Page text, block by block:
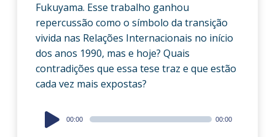
Fukuyama. Esse trabalho ganhou
repercussão como o símbolo da transição
vivida nas Relações Internacionais no início
dos anos 1990, mas e hoje? Quais
contradições que essa tese traz e que estão
cada vez mais expostas?
Audio
Player
00:00 00:00